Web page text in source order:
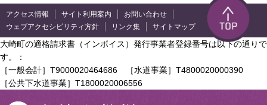
アクセス情報 サイト利用案内
お問い合わせ
ウェブアクセシビリティ方針
リンク集 サイトマップ
大崎町の適格請求書（インボイス）発行事業者登録番号は以下の通りで
す。：
［一般会計］T9000020464686 ［水道事業］T4800020000390
［公共下水道事業］T1800020006556